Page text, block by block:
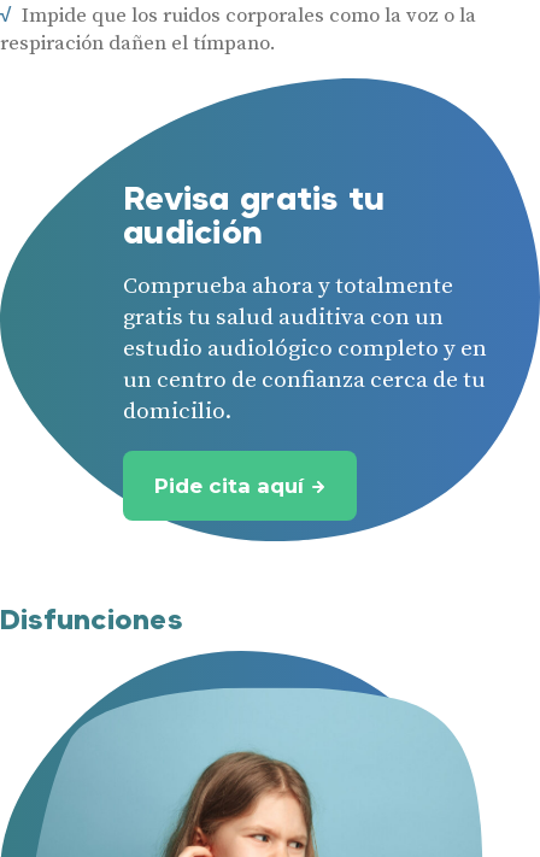
Impide que los ruidos corporales como la voz o la
respiración dañen el tímpano.
Revisa gratis tu
audición
Comprueba ahora y totalmente
gratis tu salud auditiva con un
estudio audiológico completo y en
un centro de confianza cerca de tu
domicilio.
Pide cita aquí
Disfunciones